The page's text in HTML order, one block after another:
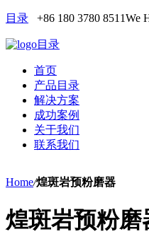
目录 +86 180 3780 8511We
目录
首页
产品目录
解决方案
成功案例
关于我们
联系我们
Home/煌斑岩预粉磨器
煌斑岩预粉磨